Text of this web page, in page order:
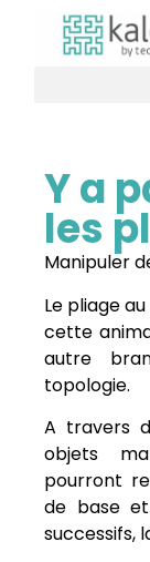
Y a
les
Manipuler
Le pliage
cette
autre
topologie.
A travers
objets
pourront
de base
successifs,